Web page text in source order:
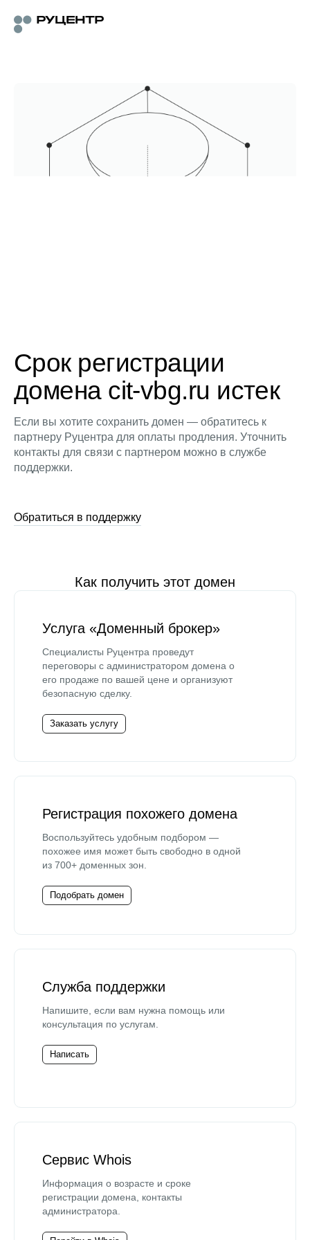
Срок регистрации
домена cit-vbg.ru истек
Если вы хотите сохранить домен — обратитесь к
партнеру Руцентра для оплаты продления. Уточнить
контакты для связи с партнером можно в службе
поддержки.
Обратиться в поддержку
Как получить этот домен
Услуга «Доменный брокер»
Специалисты Руцентра проведут
переговоры с администратором домена о
его продаже по вашей цене и организуют
безопасную сделку.
Заказать услугу
Регистрация похожего домена
Воспользуйтесь удобным подбором —
похожее имя может быть свободно в одной
из 700+ доменных зон.
Подобрать домен
Служба поддержки
Напишите, если вам нужна помощь или
консультация по услугам.
Написать
Сервис Whois
Информация о возрасте и сроке
регистрации домена, контакты
администратора.